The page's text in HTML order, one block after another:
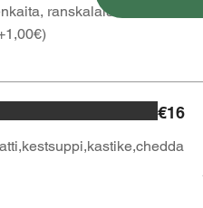
ranskalaisilla,
€16